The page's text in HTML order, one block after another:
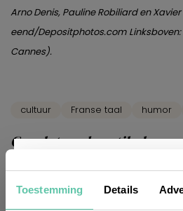
Toestemming Details
Arno Denis, Pauline Robiliard en
eend/Depositphotos.com
Cannes).
cultuur Franse taal humor
Gerelateerde artikelen